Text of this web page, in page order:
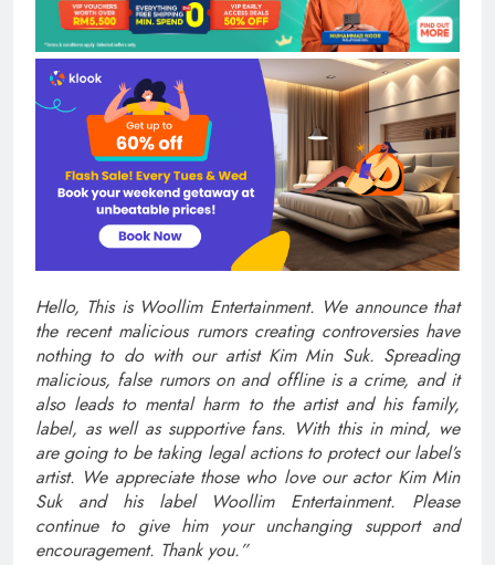
Hello, This is Woollim Entertainment. We announce that
the recent malicious rumors creating controversies have
nothing to do with our artist Kim Min Suk. Spreading
malicious, false rumors on and offline is a crime, and it
also leads to mental harm to the artist and his family,
label, as well as supportive fans. With this in mind, we
are going to be taking legal actions to protect our label’s
artist. We appreciate those who love our actor Kim Min
Suk and his label Woollim Entertainment. Please
continue to give him your unchanging support and
encouragement. Thank you.”